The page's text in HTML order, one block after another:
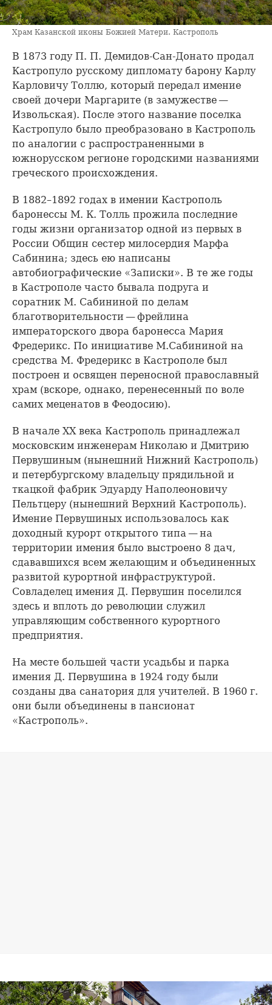
Храм Казанской иконы Божией Матери. Кастрополь
В 1873 году П. П. Демидов-Сан-Донато продал
Кастропуло русскому дипломату барону Карлу
Карловичу Толлю, который передал имение
своей дочери Маргарите (в замужестве —
Извольская). После этого название поселка
Кастропуло было преобразовано в Кастрополь
по аналогии с распространенными в
южнорусском регионе городскими названиями
греческого происхождения.
В 1882–1892 годах в имении Кастрополь
баронессы М. К. Толль прожила последние
годы жизни организатор одной из первых в
России Общин сестер милосердия Марфа
Сабинина; здесь ею написаны
автобиографические «Записки». В те же годы
в Кастрополе часто бывала подруга и
соратник М. Сабининой по делам
благотворительности — фрейлина
императорского двора баронесса Мария
Фредерикс. По инициативе М.Сабининой на
средства М. Фредерикс в Кастрополе был
построен и освящен переносной православный
храм (вскоре, однако, перенесенный по воле
самих меценатов в Феодосию).
В начале XX века Кастрополь принадлежал
московским инженерам Николаю и Дмитрию
Первушиным (нынешний Нижний Кастрополь)
и петербургскому владельцу прядильной и
ткацкой фабрик Эдуарду Наполеоновичу
Пельтцеру (нынешний Верхний Кастрополь).
Имение Первушиных использовалось как
доходный курорт открытого типа — на
территории имения было выстроено 8 дач,
сдававшихся всем желающим и объединенных
развитой курортной инфраструктурой.
Совладелец имения Д. Первушин поселился
здесь и вплоть до революции служил
управляющим собственного курортного
предприятия.
На месте большей части усадьбы и парка
имения Д. Первушина в 1924 году были
созданы два санатория для учителей. В 1960 г.
они были объединены в пансионат
«Кастрополь».